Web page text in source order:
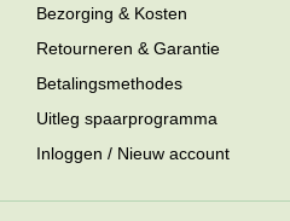
Bezorging & Kosten
Retourneren & Garantie
Betalingsmethodes
Uitleg spaarprogramma
Inloggen / Nieuw account